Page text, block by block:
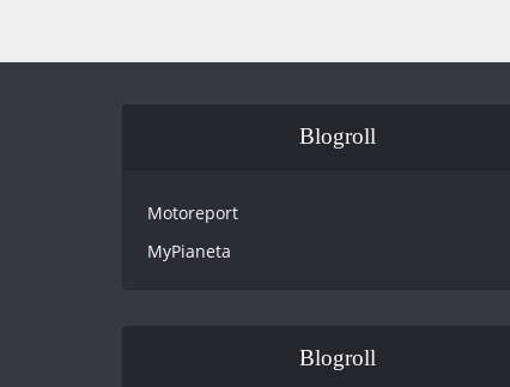
Blogroll
Motoreport
MyPianeta
Blogroll